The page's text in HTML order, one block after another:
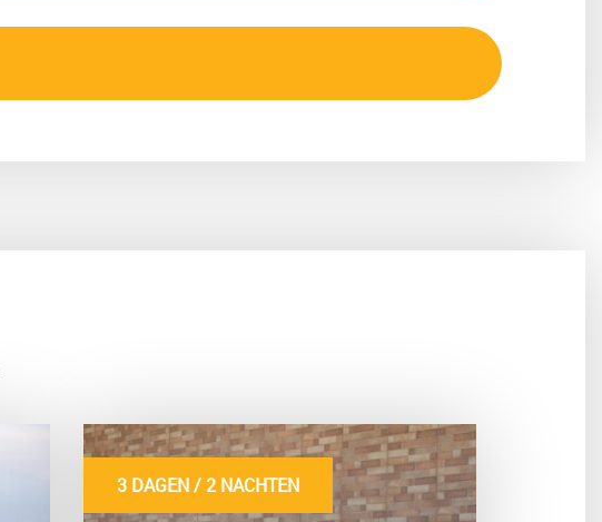
3 DAGEN / 2 NACHTEN